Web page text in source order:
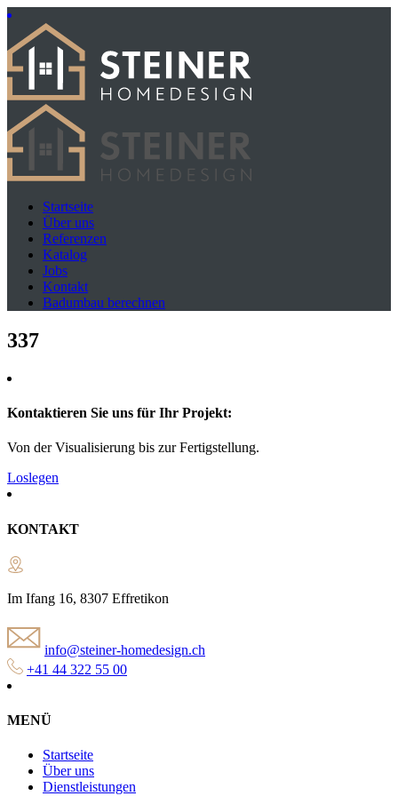
Startseite
Über uns
Referenzen
Katalog
Jobs
Kontakt
Badumbau berechnen
337
Kontaktieren Sie uns für Ihr Projekt:
Von der Visualisierung bis zur Fertigstellung.
Loslegen
KONTAKT
Im Ifang 16, 8307 Effretikon
info@steiner-homedesign.ch
+41 44 322 55 00
MENÜ
Startseite
Über uns
Dienstleistungen